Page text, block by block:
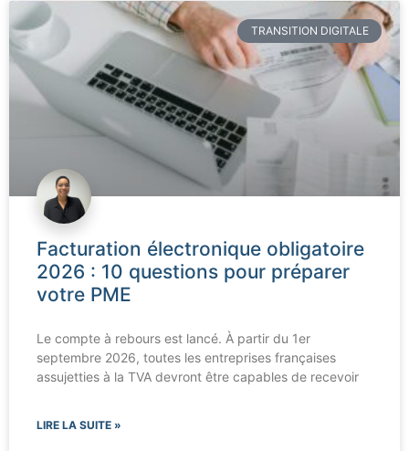
TRANSITION DIGITALE
Facturation électronique obligatoire
2026 : 10 questions pour préparer
votre PME
Le compte à rebours est lancé. À partir du 1er
septembre 2026, toutes les entreprises françaises
assujetties à la TVA devront être capables de recevoir
LIRE LA SUITE »